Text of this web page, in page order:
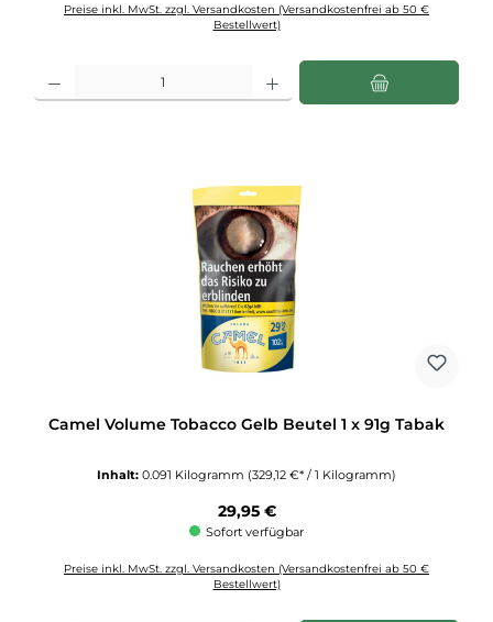
Preise inkl. MwSt. zzgl. Versandkosten (Versandkostenfrei ab 50 €
Bestellwert)
Camel Volume Tobacco Gelb Beutel 1 x 91g Tabak
Inhalt: 0.091 Kilogramm (329,12 €* / 1 Kilogramm)
Regulärer Preis:
29,95 €
Sofort verfügbar
Preise inkl. MwSt. zzgl. Versandkosten (Versandkostenfrei ab 50 €
Bestellwert)